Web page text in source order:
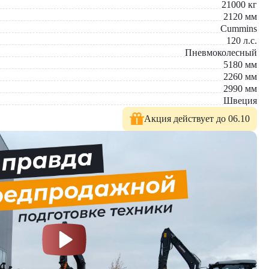
21000 кг
2120 мм
Cummins
120 л.с.
Пневмоколесный
5180 мм
2260 мм
2990 мм
Швеция
Акция действует до 06.10